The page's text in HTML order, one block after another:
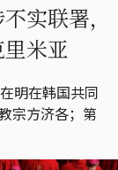
实联署，
米亚
明在韩国共同
宗方济各；第